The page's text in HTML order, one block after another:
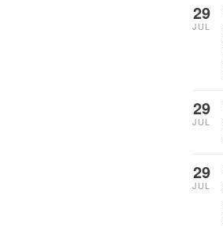
29
JUL
29
JUL
29
JUL